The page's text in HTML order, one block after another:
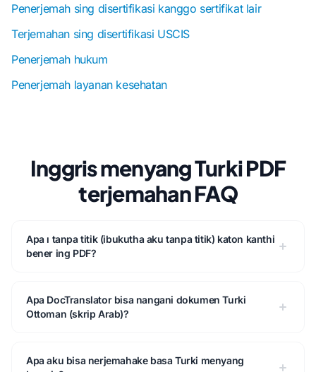
Penerjemah sing disertifikasi kanggo sertifikat lair
Terjemahan sing disertifikasi USCIS
Penerjemah hukum
Penerjemah layanan kesehatan
Inggris menyang Turki PDF
terjemahan FAQ
Apa ı tanpa titik (ibukutha aku tanpa titik) katon kanthi
bener ing PDF?
Apa DocTranslator bisa nangani dokumen Turki
Ottoman (skrip Arab)?
Apa aku bisa nerjemahake basa Turki menyang